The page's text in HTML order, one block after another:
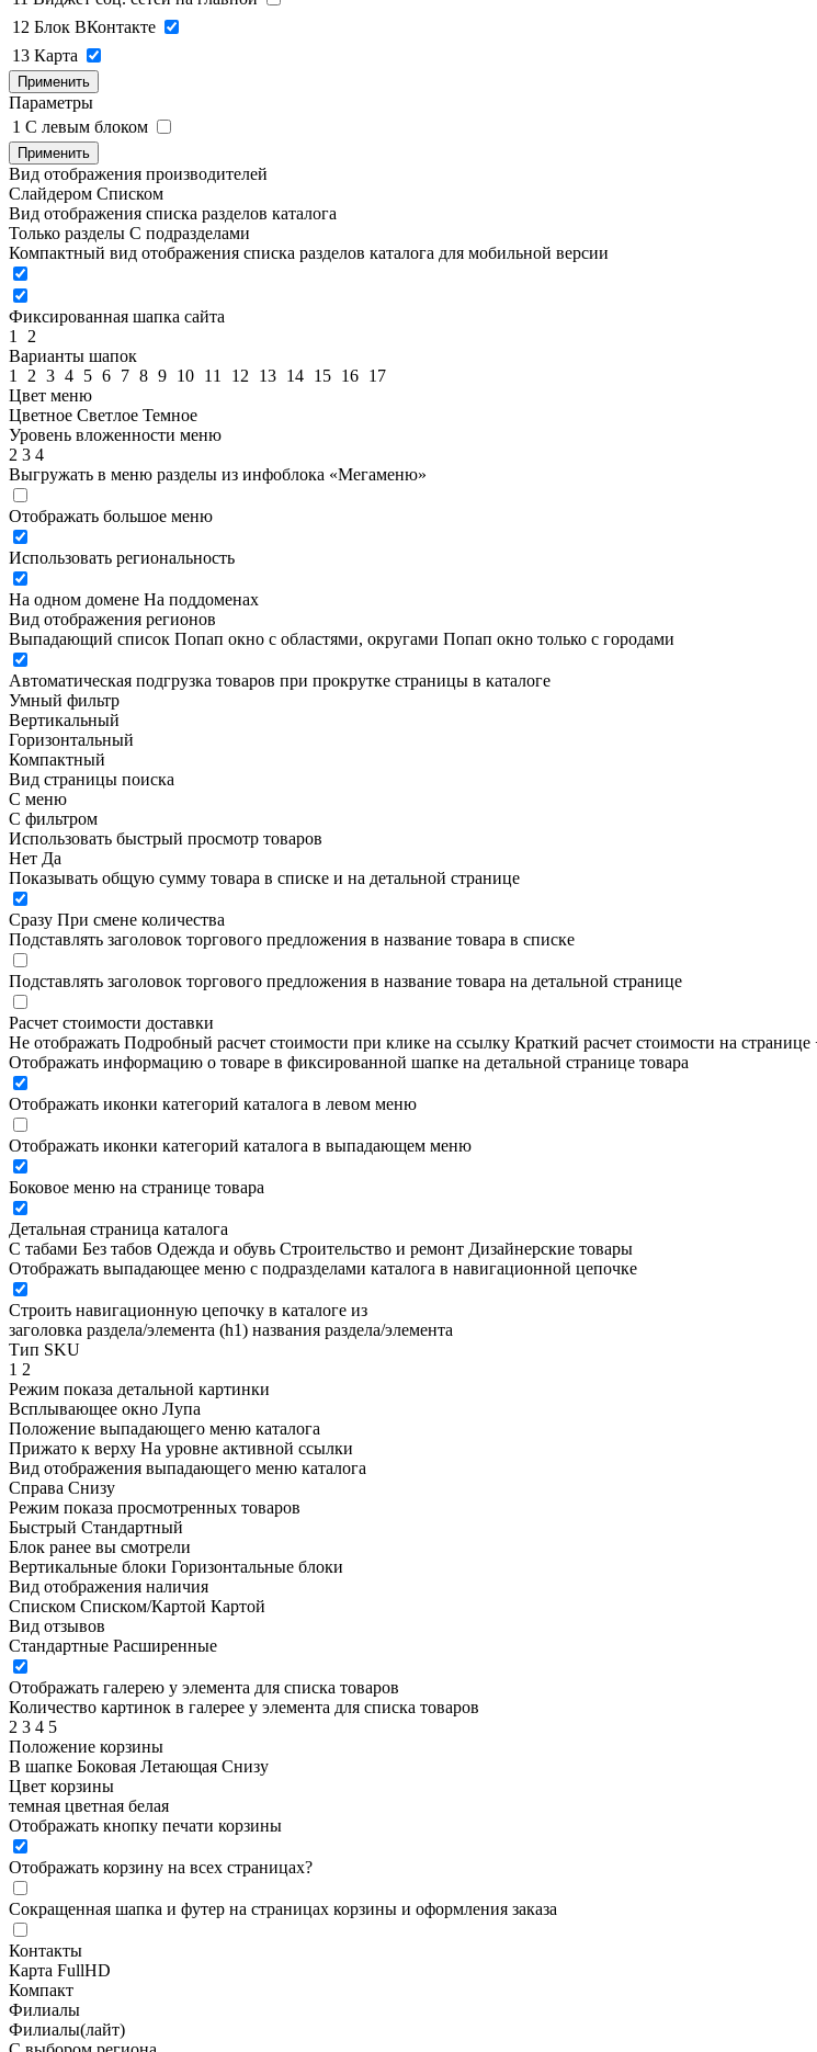
12 Блок ВКонтакте
13 Карта
Применить
Параметры
1 C левым блоком
Применить
Вид отображения производителей
Слайдером Списком
Вид отображения списка разделов каталога
Только разделы С подразделами
Компактный вид отображения списка разделов каталога для мобильной версии
Фиксированная шапка сайта
1
2
Варианты шапок
1
2 3 4 5 6 7 8 9 10 11 12 13 14 15 16 17
Цвет меню
Цветное Светлое Темное
Уровень вложенности меню
2 3 4
Выгружать в меню разделы из инфоблока «Мегаменю»
Отображать большое меню
Использовать региональность
На одном домене На поддоменах
Вид отображения регионов
Выпадающий список Попап окно c областями, округами Попап окно только с городами
Автоматическая подгрузка товаров при прокрутке страницы в каталоге
Умный фильтр
Вертикальный
Горизонтальный
Компактный
Вид страницы поиска
С меню
С фильтром
Использовать быстрый просмотр товаров
Нет Да
Показывать общую сумму товара в списке и на детальной странице
Сразу При смене количества
Подставлять заголовок торгового предложения в название товара в списке
Подставлять заголовок торгового предложения в название товара на детальной странице
Расчет стоимости доставки
Не отображать Подробный расчет стоимости при клике на ссылку Краткий расчет стоимости на
Отображать информацию о товаре в фиксированной шапке на детальной странице товара
Отображать иконки категорий каталога в левом меню
Отображать иконки категорий каталога в выпадающем меню
Боковое меню на странице товара
Детальная страница каталога
С табами Без табов Одежда и обувь Строительство и ремонт Дизайнерские товары
Отображать выпадающее меню с подразделами каталога в навигационной цепочке
Строить навигационную цепочку в каталоге из
заголовка раздела/элемента (h1) названия раздела/элемента
Тип SKU
1 2
Режим показа детальной картинки
Всплывающее окно Лупа
Положение выпадающего меню каталога
Прижато к верху На уровне активной ссылки
Вид отображения выпадающего меню каталога
Справа Снизу
Режим показа просмотренных товаров
Быстрый Стандартный
Блок ранее вы смотрели
Вертикальные блоки Горизонтальные блоки
Вид отображения наличия
Списком Списком/Картой Картой
Вид отзывов
Стандартные Расширенные
Отображать галерею у элемента для списка товаров
Количество картинок в галерее у элемента для списка товаров
2 3 4 5
Положение корзины
В шапке Боковая Летающая Снизу
Цвет корзины
темная цветная белая
Отображать кнопку печати корзины
Отображать корзину на всех страницах?
Сокращенная шапка и футер на страницах корзины и оформления заказа
Контакты
Карта FullHD
Компакт
Филиалы
Филиалы(лайт)